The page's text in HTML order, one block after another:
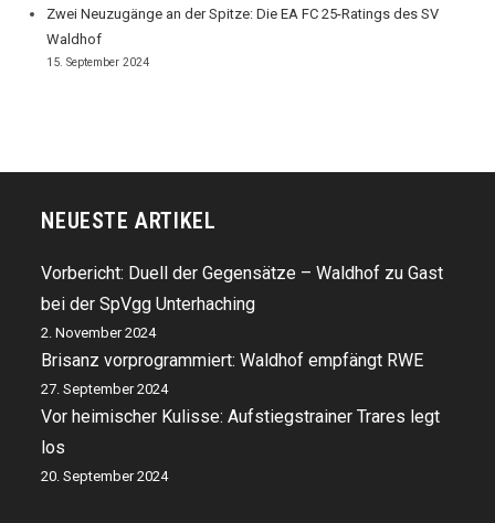
Zwei Neuzugänge an der Spitze: Die EA FC 25-Ratings des SV
Waldhof
15. September 2024
NEUESTE ARTIKEL
Vorbericht: Duell der Gegensätze – Waldhof zu Gast
bei der SpVgg Unterhaching
2. November 2024
Brisanz vorprogrammiert: Waldhof empfängt RWE
27. September 2024
Vor heimischer Kulisse: Aufstiegstrainer Trares legt
los
20. September 2024